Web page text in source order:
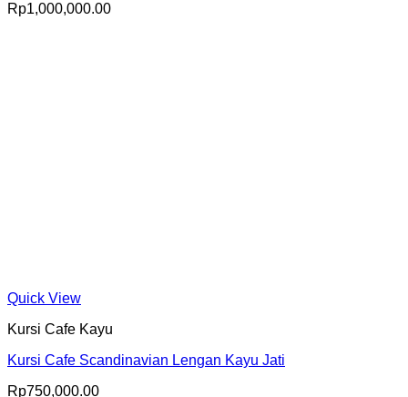
Rp1,000,000.00
Quick View
Kursi Cafe Kayu
Kursi Cafe Scandinavian Lengan Kayu Jati
Rp750,000.00